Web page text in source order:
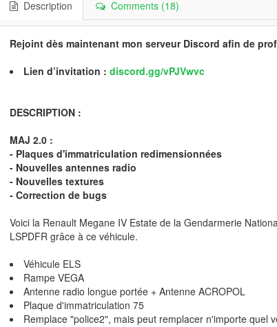
Description Comments (18)
Rejoint dès maintenant mon serveur Discord afin de
Lien d’invitation : discord.gg/vPJVwvc
DESCRIPTION :
MAJ 2.0 :
- Plaques d'immatriculation redimensionnées
- Nouvelles antennes radio
- Nouvelles textures
- Correction de bugs
Voici la Renault Megane IV Estate de la Gendarmerie
LSPDFR grâce à ce véhicule.
Véhicule ELS
Rampe VEGA
Antenne radio longue portée + Antenne ACROPOL
Plaque d'immatriculation 75
Remplace "police2", mais peut remplacer n'importe quel